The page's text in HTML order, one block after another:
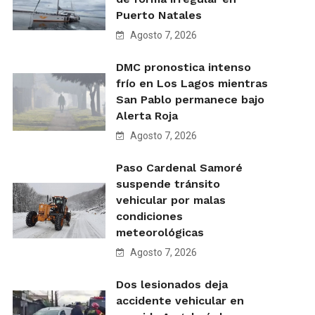
Puerto Natales
Agosto 7, 2026
DMC pronostica intenso
frío en Los Lagos mientras
San Pablo permanece bajo
Alerta Roja
Agosto 7, 2026
Paso Cardenal Samoré
suspende tránsito
vehicular por malas
condiciones
meteorológicas
Agosto 7, 2026
Dos lesionados deja
accidente vehicular en